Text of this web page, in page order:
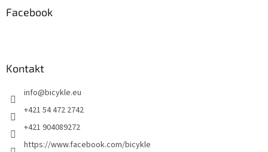
Facebook
Kontakt
info@bicykle.eu
+421 54 472 2742
+421 904089272
https://www.facebook.com/bicykle